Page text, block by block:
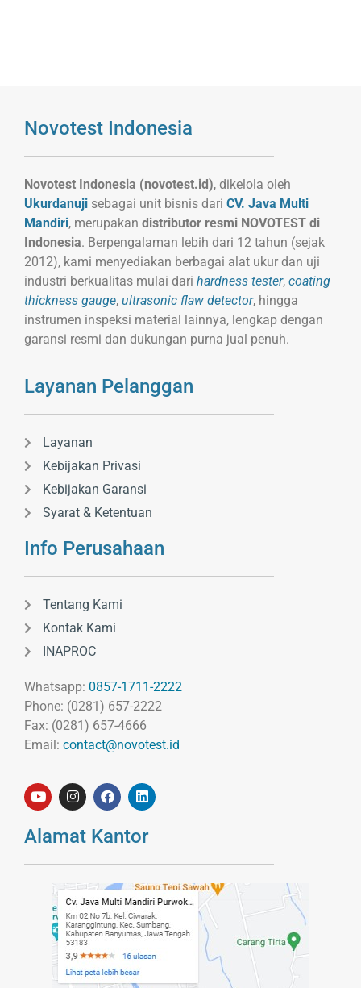
Novotest Indonesia
Novotest Indonesia (novotest.id), dikelola oleh
Ukurdanuji sebagai unit bisnis dari CV. Java Multi
Mandiri, merupakan distributor resmi NOVOTEST di
Indonesia. Berpengalaman lebih dari 12 tahun (sejak
2012), kami menyediakan berbagai alat ukur dan uji
industri berkualitas mulai dari hardness tester, coating
thickness gauge, ultrasonic flaw detector, hingga
instrumen inspeksi material lainnya, lengkap dengan
garansi resmi dan dukungan purna jual penuh.
Layanan Pelanggan
Layanan
Kebijakan Privasi
Kebijakan Garansi
Syarat & Ketentuan
Info Perusahaan
Tentang Kami
Kontak Kami
INAPROC
Whatsapp: 0857-1711-2222
Phone: (0281) 657-2222
Fax: (0281) 657-4666
Email: contact@novotest.id
Alamat Kantor